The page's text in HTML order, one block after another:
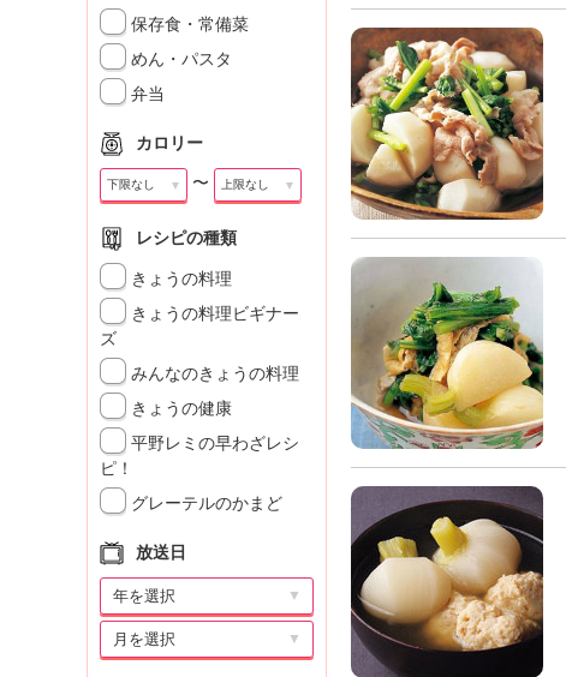
保存食・常備菜
めん・パスタ
弁当
カロリー
▼ 〜 ▼
レシピの種類
きょうの料理
きょうの料理ビギナー
ズ
みんなのきょうの料理
きょうの健康
平野レミの早わざレシ
ピ！
グレーテルのかまど
放送日
▼
▼